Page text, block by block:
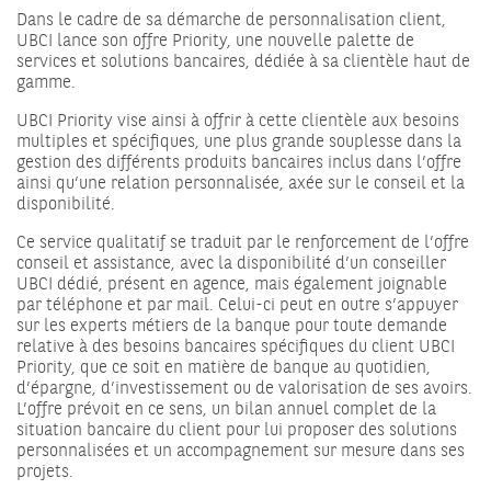
Dans le cadre de sa démarche de personnalisation client,
UBCI lance son offre Priority, une nouvelle palette de
services et solutions bancaires, dédiée à sa clientèle haut de
gamme.
UBCI Priority vise ainsi à offrir à cette clientèle aux besoins
multiples et spécifiques, une plus grande souplesse dans la
gestion des différents produits bancaires inclus dans l’offre
ainsi qu’une relation personnalisée, axée sur le conseil et la
disponibilité.
Ce service qualitatif se traduit par le renforcement de l’offre
conseil et assistance, avec la disponibilité d’un conseiller
UBCI dédié, présent en agence, mais également joignable
par téléphone et par mail. Celui-ci peut en outre s’appuyer
sur les experts métiers de la banque pour toute demande
relative à des besoins bancaires spécifiques du client UBCI
Priority, que ce soit en matière de banque au quotidien,
d’épargne, d’investissement ou de valorisation de ses avoirs.
L’offre prévoit en ce sens, un bilan annuel complet de la
situation bancaire du client pour lui proposer des solutions
personnalisées et un accompagnement sur mesure dans ses
projets.